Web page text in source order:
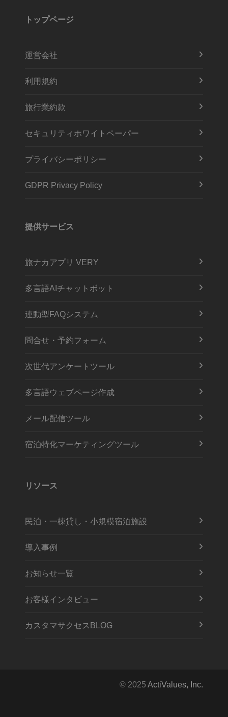
トップページ
運営会社
利用規約
旅行業約款
セキュリティホワイトペーパー
プライバシーポリシー
GDPR Privacy Policy
提供サービス
旅ナカアプリ VERY
多言語AIチャットボット
連動型FAQシステム
問合せ・予約フォーム
次世代アンケートツール
多言語ウェブページ作成
メール配信ツール
宿泊特化マーケティングツール
リソース
民泊・一棟貸し・小規模宿泊施設
導入事例
お知らせ一覧
お客様インタビュー
カスタマサクセスBLOG
© 2025 ActiValues, Inc.